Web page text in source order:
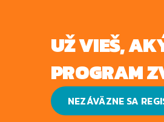
UŽ VIEŠ,
PROGRAM
NEZÁVÄZNE SA